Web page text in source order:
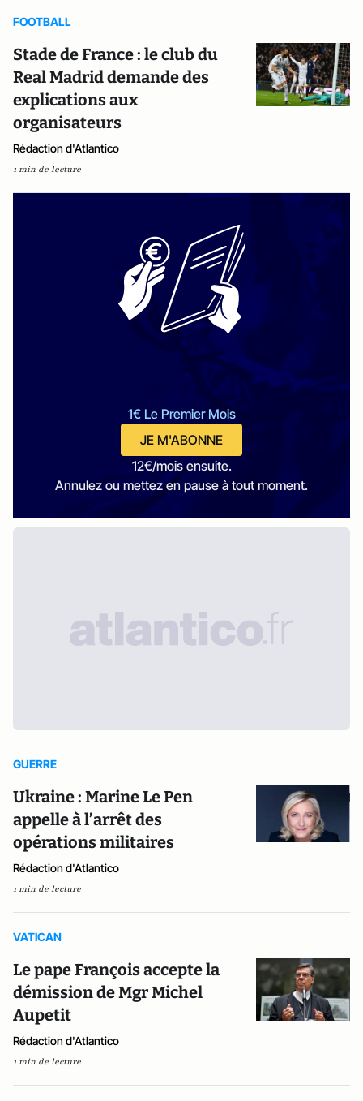
FOOTBALL
Stade de France : le club du
Real Madrid demande des
explications aux
organisateurs
Rédaction d'Atlantico
1 min de lecture
1€ Le Premier Mois
JE M'ABONNE
12€/mois ensuite.
Annulez ou mettez en pause à tout moment.
GUERRE
Ukraine : Marine Le Pen
appelle à l’arrêt des
opérations militaires
Rédaction d'Atlantico
1 min de lecture
VATICAN
Le pape François accepte la
démission de Mgr Michel
Aupetit
Rédaction d'Atlantico
1 min de lecture